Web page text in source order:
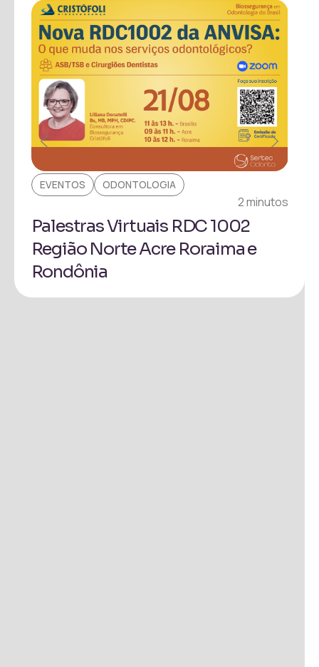
EVENTOS ODONTOLOGIA
2 minutos
Palestras Virtuais RDC 1002
Região Norte Acre Roraima e
Rondônia